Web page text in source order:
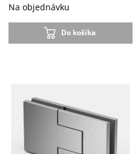
Na objednávku
Do košíka